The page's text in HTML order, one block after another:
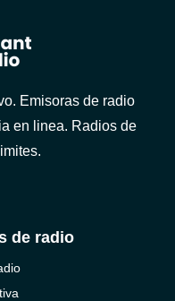
Emisoras de radio
en linea. Radios de
de radio